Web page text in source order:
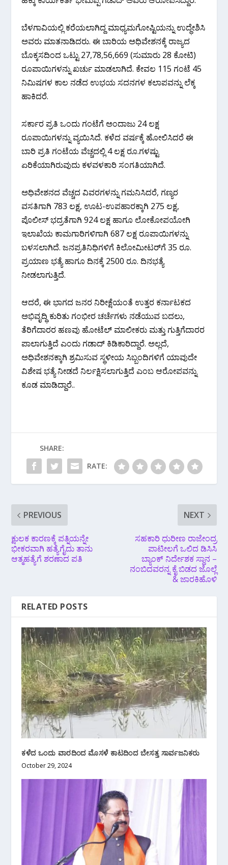
ಬೆಳಗಾವಿಯಲ್ಲಿ ಕರೆಯಲಾಗಿದ್ದ ಮಾಧ್ಯಮಗೋಷ್ಟಿಯನ್ನು ಉದ್ಧೇಶಿಸಿ
ಅವರು ಮಾತನಾಡಿದರು. ಈ ಬಾರಿಯ ಅಧಿವೇಶನಕ್ಕೆ ರಾಜ್ಯದ
ಬೊಕ್ಕಸದಿಂದ ಒಟ್ಟು 27,78,56,669 (ಸುಮಾರು 28 ಕೋಟಿ)
ರೂಪಾಯಿಗಳನ್ನು ಖರ್ಚು ಮಾಡಲಾಗಿದೆ. ಕೇವಲ 115 ಗಂಟೆ 45
ನಿಮಿಷಗಳ ಕಾಲ ನಡೆದ ಉಭಯ ಸದನಗಳ ಕಲಾಪವನ್ನು ಲೆಕ್ಕ
ಹಾಕಿದರೆ.
ಸರ್ಕಾರ ಪ್ರತಿ ಒಂದು ಗಂಟೆಗೆ ಅಂದಾಜು 24 ಲಕ್ಷ
ರೂಪಾಯಿಗಳನ್ನು ವ್ಯಯಿಸಿದೆ. ಕಳೆದ ವರ್ಷಕ್ಕೆ ಹೋಲಿಸಿದರೆ ಈ
ಬಾರಿ ಪ್ರತಿ ಗಂಟೆಯ ವೆಚ್ಚದಲ್ಲಿ 4 ಲಕ್ಷ ರೂ.ಗಳಷ್ಟು
ಏರಿಕೆಯಾಗಿರುವುದು ಕಳವಳಕಾರಿ ಸಂಗತಿಯಾಗಿದೆ.
ಅಧಿವೇಶನದ ವೆಚ್ಚದ ವಿವರಗಳನ್ನು ಗಮನಿಸಿದರೆ, ಗಣ್ಯರ
ವಸತಿಗಾಗಿ 783 ಲಕ್ಷ, ಊಟ-ಉಪಹಾರಕ್ಕಾಗಿ 275 ಲಕ್ಷ,
ಪೊಲೀಸ್ ಭದ್ರತೆಗಾಗಿ 924 ಲಕ್ಷ ಹಾಗೂ ಲೋಕೋಪಯೋಗಿ
ಇಲಾಖೆಯ ಕಾಮಗಾರಿಗಳಿಗಾಗಿ 687 ಲಕ್ಷ ರೂಪಾಯಿಗಳನ್ನು
ಬಳಸಲಾಗಿದೆ. ಜನಪ್ರತಿನಿಧಿಗಳಿಗೆ ಕಿಲೋಮೀಟರ್‌ಗೆ 35 ರೂ.
ಪ್ರಯಾಣ ಭತ್ಯೆ ಹಾಗೂ ದಿನಕ್ಕೆ 2500 ರೂ. ದಿನಭತ್ಯೆ
ನೀಡಲಾಗುತ್ತಿದೆ.
ಆದರೆ, ಈ ಭಾಗದ ಜನರ ನಿರೀಕ್ಷೆಯಂತೆ ಉತ್ತರ ಕರ್ನಾಟಕದ
ಅಭಿವೃದ್ಧಿ ಕುರಿತು ಗಂಭೀರ ಚರ್ಚೆಗಳು ನಡೆಯುವ ಬದಲು,
ತೆರಿಗೆದಾರರ ಹಣವು ಹೋಟೆಲ್ ಮಾಲೀಕರು ಮತ್ತು ಗುತ್ತಿಗೆದಾರರ
ಪಾಲಾಗುತ್ತಿದೆ ಎಂದು ಗಡಾದ್ ಕಿಡಿಕಾರಿದ್ದಾರೆ. ಅಲ್ಲದೆ,
ಅಧಿವೇಶನಕ್ಕಾಗಿ ಶ್ರಮಿಸುವ ಸ್ಥಳೀಯ ಸಿಬ್ಬಂದಿಗಳಿಗೆ ಯಾವುದೇ
ವಿಶೇಷ ಭತ್ಯೆ ನೀಡದೆ ನಿರ್ಲಕ್ಷಿಸಲಾಗುತ್ತಿದೆ ಎಂಬ ಆರೋಪವನ್ನು
ಕೂಡ ಮಾಡಿದ್ದಾರೆ..
SHARE:
RATE:
PREVIOUS
ಕ್ಷುಲಕ ಕಾರಣಕ್ಕೆ ಪತ್ನಿಯನ್ನೇ
ಭೀಕರವಾಗಿ ಹತ್ಯೆಗೈದು ತಾನು
ಆತ್ಮಹತ್ಯೆಗೆ ಶರಣಾದ ಪತಿ
NEXT
ಸಹಕಾರಿ ಧುರೀಣ ರಾಜೇಂದ್ರ
ಪಾಟೀಲಗೆ ಒಲಿದ ಡಿಸಿಸಿ
ಬ್ಯಾಂಕ್‌ ನಿರ್ದೇಶಕ ಸ್ಥಾನ –
ನಂಬಿದವರನ್ನ ಕೈ ಬಿಡದ ಜೊಲ್ಲೆ
& ಜಾರಕಿಹೊಳಿ
RELATED POSTS
ಕಳೆದ ಒಂದು ವಾರದಿಂದ ಮೊಸಳೆ ಕಾಟದಿಂದ ಬೇಸತ್ತ ಸಾರ್ವಜನಿಕರು
October 29, 2024